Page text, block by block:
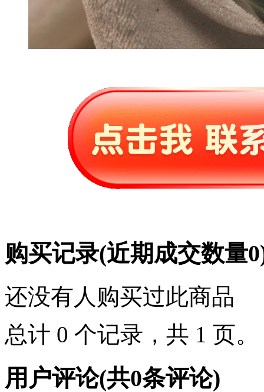
购买记录(近期成交数量0
还没有人购买过此商品
总计 0 个记录，共 1 页。
用户评论(共0条评论)